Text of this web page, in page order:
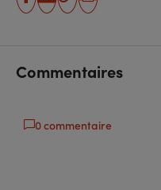
Commentaires
0 commentaire